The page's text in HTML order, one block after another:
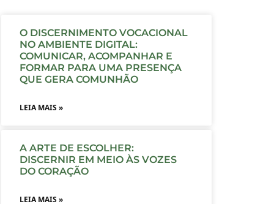
O DISCERNIMENTO VOCACIONAL
NO AMBIENTE DIGITAL:
COMUNICAR, ACOMPANHAR E
FORMAR PARA UMA PRESENÇA
QUE GERA COMUNHÃO
LEIA MAIS »
A ARTE DE ESCOLHER:
DISCERNIR EM MEIO ÀS VOZES
DO CORAÇÃO
LEIA MAIS »